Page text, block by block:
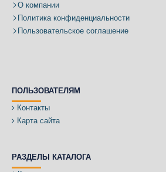
О компании
Политика конфиденциальности
Пользовательское соглашение
ПОЛЬЗОВАТЕЛЯМ
Контакты
Карта сайта
РАЗДЕЛЫ КАТАЛОГА